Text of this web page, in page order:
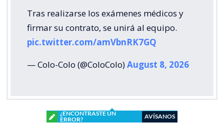
Tras realizarse los exámenes médicos y
firmar su contrato, se unirá al equipo.
pic.twitter.com/amVbnRK7GQ
— Colo-Colo (@ColoColo)August 8, 2026
¿ENCONTRASTE UN
ERROR?
AVÍSANOS